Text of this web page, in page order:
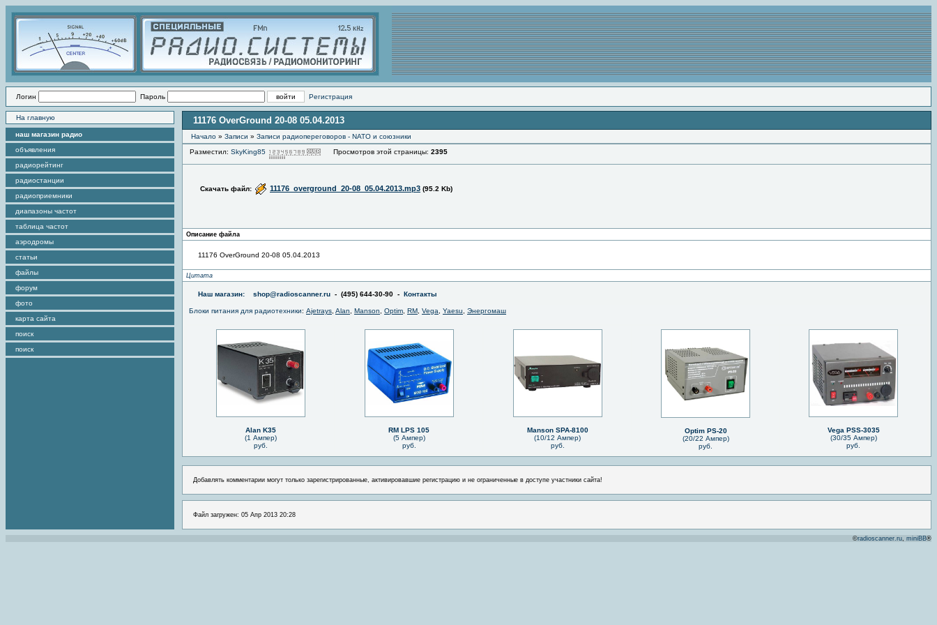
Логин Пароль Регистрация
На главную
наш магазин радио
объявления
радиорейтинг
радиостанции
радиоприемники
диапазоны частот
таблица частот
аэродромы
статьи
файлы
форум
фото
карта сайта
поиск
поиск
11176 OverGround 20-08 05.04.2013
Начало » Записи » Записи радиопереговоров - NATO и союзники
Разместил: SkyKing85 Просмотров этой страницы: 2395
Скачать файл: 11176_overground_20-08_05.04.2013.mp3 (95.2 Kb)
Описание файла
11176 OverGround 20-08 05.04.2013
Цитата
Наш магазин: shop@radioscanner.ru - (495) 644-30-90 - Контакты
Блоки питания для радиотехники: Ajetrays Alan Manson Optim RM Vega Yaesu Энергомаш
Alan K35
(1 Ампер)
руб.
RM LPS 105
(5 Ампер)
руб.
Manson SPA-8100
(10/12 Ампер)
руб.
Optim PS-20
(20/22 Ампер)
руб.
Vega PSS-3035
(30/35 Ампер)
руб.
Добавлять комментарии могут только зарегистрированные, активировавшие регистрацию и не ограниченные в доступе участники сайта!
Файл загружен: 05 Апр 2013 20:28
©radioscanner.ru, miniBB®